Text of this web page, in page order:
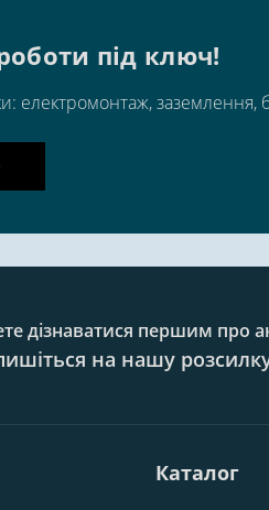
під ключ!
електромонтаж, заземлення,
дізнаватися першим про
на нашу
Каталог